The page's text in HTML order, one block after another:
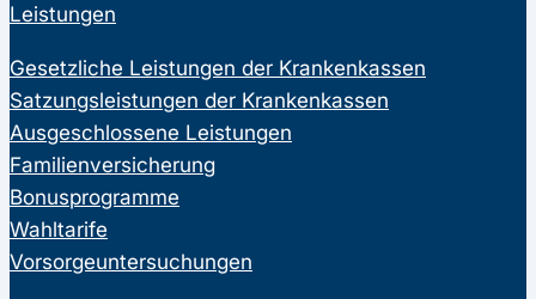
Leistungen
Gesetzliche Leistungen der Krankenkassen
Satzungsleistungen der Krankenkassen
Ausgeschlossene Leistungen
Familienversicherung
Bonusprogramme
Wahltarife
Vorsorgeuntersuchungen